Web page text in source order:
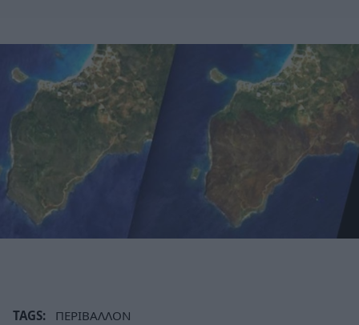
TAGS: ΠΕΡΙΒΑΛΛΟΝ